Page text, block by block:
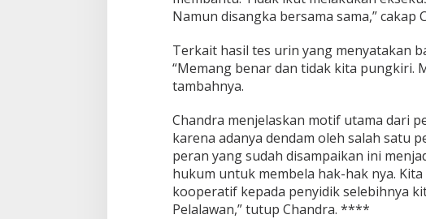
Namun disangka bersama sama,” cakap
Terkait hasil tes urin yang menyatakan
“Memang benar dan tidak kita pungkiri.
tambahnya.
Chandra menjelaskan motif utama dari
karena adanya dendam oleh salah satu
peran yang sudah disampaikan ini
hukum untuk membela hak-hak nya.
kooperatif kepada penyidik selebihnya
Pelalawan,” tutup Chandra. ****